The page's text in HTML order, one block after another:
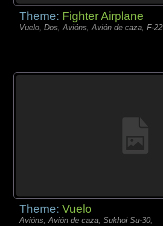
Theme: Fighter Airplane
Vuelo, Dos, Avións, Avión de caza, F-22
Theme:Vuelo
Avións, Avión de caza, Sukhoi Su-30,